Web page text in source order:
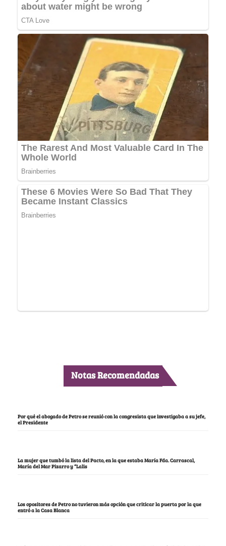
Notas Recomendadas
Por qué el abogado de Petro se reunió con la congresista que investigaba a su jefe,
el Presidente
La mujer que tumbó la lista del Pacto, en la que estaba María Fda. Carrascal,
María del Mar Pizarro y “Lalis
Los opositores de Petro no tuvieron más opción que criticar la puerta por la que
entró a la Casa Blanca